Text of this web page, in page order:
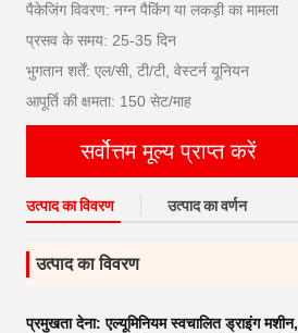
पैकेजिंग विवरण: नग्न पैकिंग या लकड़ी का मामला
प्रसव के समय: 25-35 दिन
भुगतान शर्तें: एल/सी, टी/टी, वेस्टर्न यूनियन
आपूर्ति की क्षमता: 150 सेट/माह
सर्वोत्तम मूल्य प्राप्त करें
उत्पाद का विवरण उत्पाद का वर्णन
उत्पाद का विवरण
प्रमुखता देना:एल्यूमिनियम स्वचालित ड्राइंग मशीन,